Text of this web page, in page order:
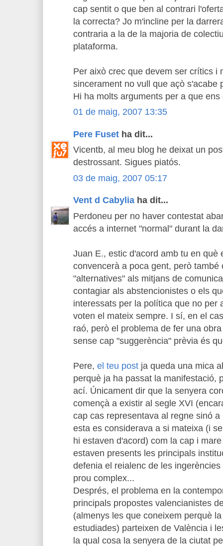
cap sentit o que ben al contrari
la correcta? Jo m'incline per la
contraria a la de la majoria de
plataforma.
Per això crec que devem ser crítics i
sincerament no vull que açò s'acabe
Hi ha molts arguments per a que
01 de maig, 2007 13:35
Pere Fuset ha dit...
Vicentb, al meu blog he deixat un
destrossant. Sigues piatós.
03 de maig, 2007 05:17
Vent d Cabylia ha dit...
Perdoneu per no haver contestat
accés a internet "normal" durant la
Juan E., estic d'acord amb tu en què
convencerà a poca gent, però també
"alternatives" als mitjans de
contagiar als abstencionistes o els
interessats per la política que no per
voten el mateix sempre. I sí, en el
raó, però el problema de fer una
sense cap "suggerència" prèvia és
Pere, el teu post ja queda una mica
perquè ja ha passat la manifestació,
ací. Únicament dir que la senyera
començà a existir al segle XVI
cap cas representava al regne sinó
esta es considerava a si mateixa (i
hi estaven d'acord) com la cap i
estaven presents les principals
defenia el reialenc de les
prou complex...
Després, el problema en la
principals propostes valencianistes
(almenys les que coneixem perquè
estudiades) parteixen de València i
la qual cosa la senyera de la ciutat